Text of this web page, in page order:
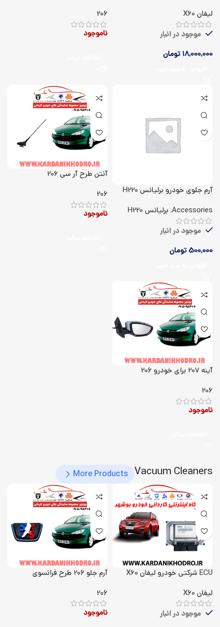
لیفان X60
موجود در انبار
18,000,000 تومان
206
ناموجود
آرم جلوی خودرو برلیانس H220
Accessories
, برلیانس H220
موجود در انبار
500,000تومان
آنتن طرح آر سی 206
206
ناموجود
آینه 207 برای خودرو 206
206
ناموجود
Vacuum Cleaners
More Products
ECU شرکتی خودرو لیفان X60
لیفان X60
موجود در انبار
آرم جلو 206 طرح فرانسوی
206
ناموجود